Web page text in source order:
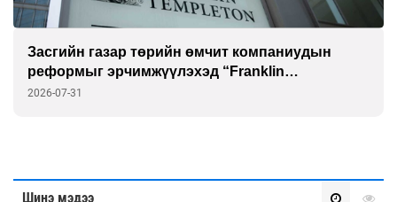
Засгийн газар төрийн өмчит компаниудын
реформыг эрчимжүүлэхэд “Franklin
Templeton”-той хамтарна
2026-07-31
Шинэ мэдээ